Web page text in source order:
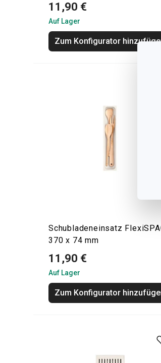
11,90 €
Auf Lager
Zum Konfigurator
Schubladeneinsatz
370 x 74 mm
11,90 €
Auf Lager
Zum Konfigurator